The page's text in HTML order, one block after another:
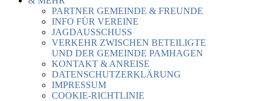
PARTNER GEMEINDE & FREUNDE
INFO FÜR VEREINE
JAGDAUSSCHUSS
VERKEHR ZWISCHEN BETEILIGTE
UND DER GEMEINDE PAMHAGEN
KONTAKT & ANREISE
DATENSCHUTZERKLÄRUNG
IMPRESSUM
COOKIE-RICHTLINIE